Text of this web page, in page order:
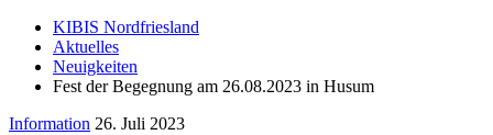
KIBIS Nordfriesland
Aktuelles
Neuigkeiten
Fest der Begegnung am 26.08.2023 in Husum
Information 26. Juli 2023